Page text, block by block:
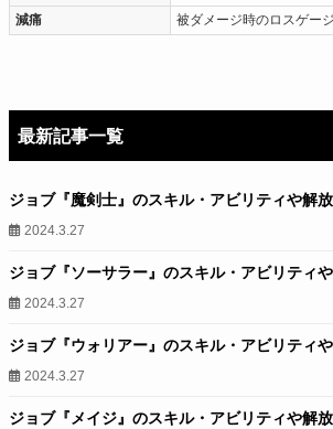
減痛
被ダメージ時のロスゲー
最新記事一覧
ジョブ『魔剣士』のスキル・アビリティや解
2024.3.27
ジョブ『ソーサラー』のスキル・アビリティ
2024.3.27
ジョブ『ウォリアー』のスキル・アビリティ
2024.3.27
ジョブ『メイジ』のスキル・アビリティや解